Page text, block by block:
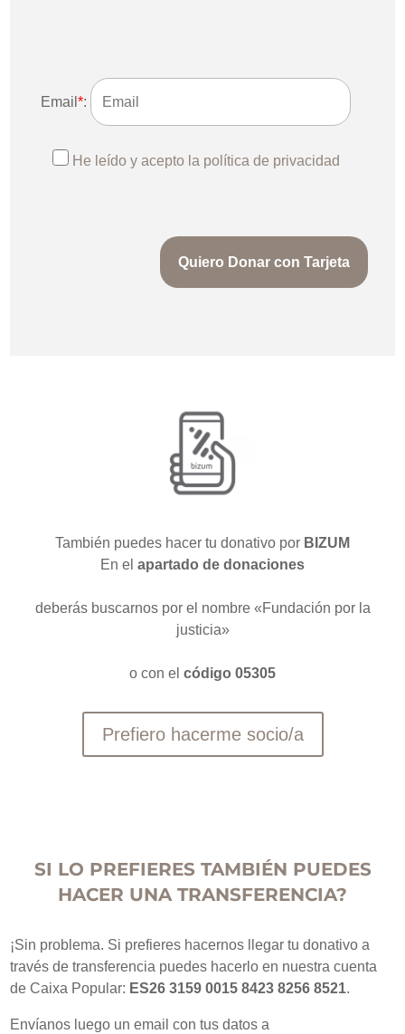
Email*:
He leído y acepto la política de privacidad
Quiero Donar con Tarjeta
También puedes hacer tu donativo por BIZUM
En el apartado de donaciones
deberás buscarnos por el nombre «Fundación por la
justicia»
o con el código 05305
Prefiero hacerme socio/a
SI LO PREFIERES TAMBIÉN PUEDES
HACER UNA TRANSFERENCIA?
¡Sin problema. Si prefieres hacernos llegar tu donativo a
través de transferencia puedes hacerlo en nuestra cuenta
de Caixa Popular: ES26 3159 0015 8423 8256 8521.
Envíanos luego un email con tus datos a